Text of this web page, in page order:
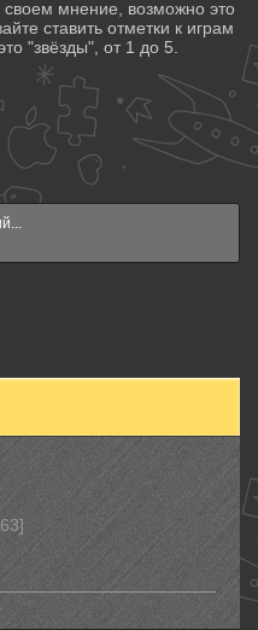
мнение, возможно это
ставить отметки к играм
"звёзды", от 1 до 5.